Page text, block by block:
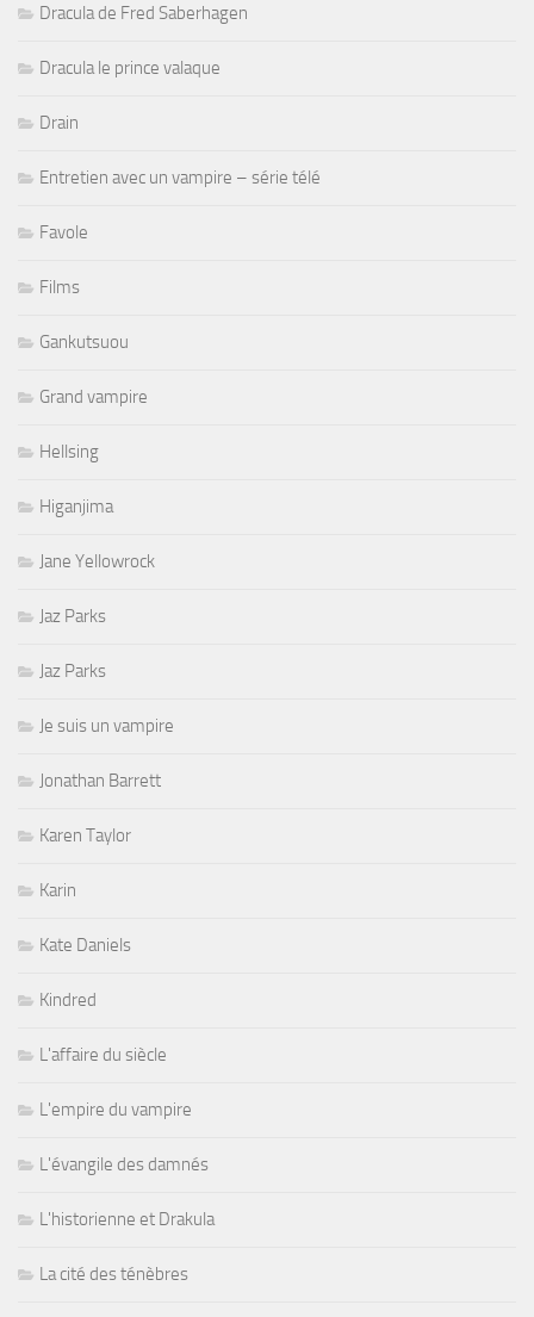
Dracula de Fred Saberhagen
Dracula le prince valaque
Drain
Entretien avec un vampire – série télé
Favole
Films
Gankutsuou
Grand vampire
Hellsing
Higanjima
Jane Yellowrock
Jaz Parks
Jaz Parks
Je suis un vampire
Jonathan Barrett
Karen Taylor
Karin
Kate Daniels
Kindred
L'affaire du siècle
L'empire du vampire
L'évangile des damnés
L'historienne et Drakula
La cité des ténèbres